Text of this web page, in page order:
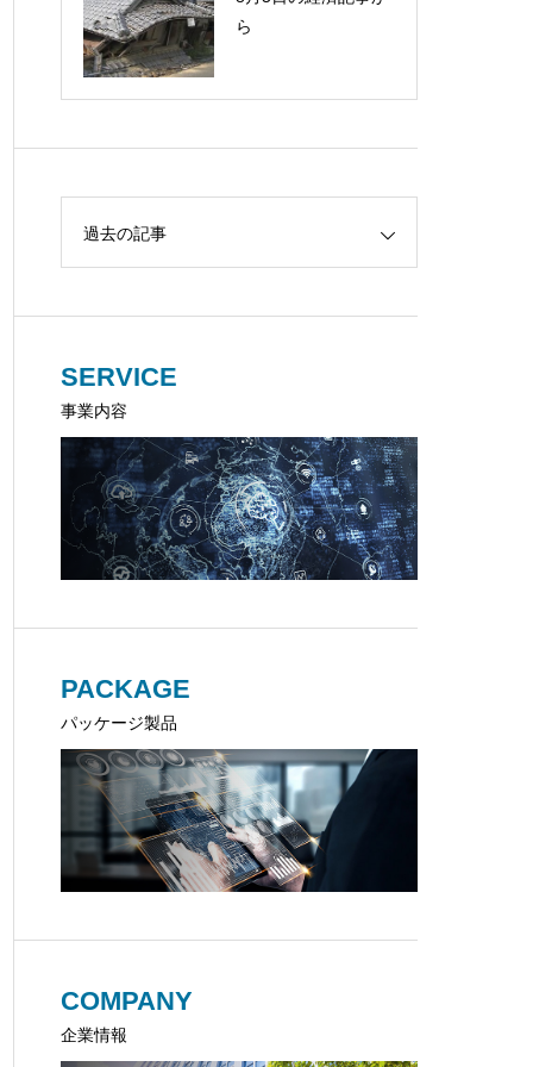
ら
過去の記事
SERVICE
事業内容
PACKAGE
パッケージ製品
COMPANY
企業情報